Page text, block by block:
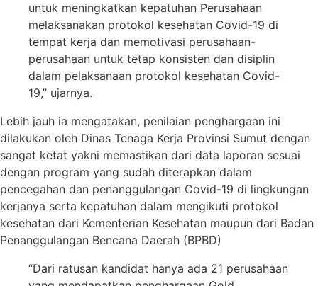
untuk meningkatkan kepatuhan Perusahaan
melaksanakan protokol kesehatan Covid-19 di
tempat kerja dan memotivasi perusahaan-
perusahaan untuk tetap konsisten dan disiplin
dalam pelaksanaan protokol kesehatan Covid-
19,” ujarnya.
Lebih jauh ia mengatakan, penilaian penghargaan ini
dilakukan oleh Dinas Tenaga Kerja Provinsi Sumut dengan
sangat ketat yakni memastikan dari data laporan sesuai
dengan program yang sudah diterapkan dalam
pencegahan dan penanggulangan Covid-19 di lingkungan
kerjanya serta kepatuhan dalam mengikuti protokol
kesehatan dari Kementerian Kesehatan maupun dari Badan
Penanggulangan Bencana Daerah (BPBD)
“Dari ratusan kandidat hanya ada 21 perusahaan